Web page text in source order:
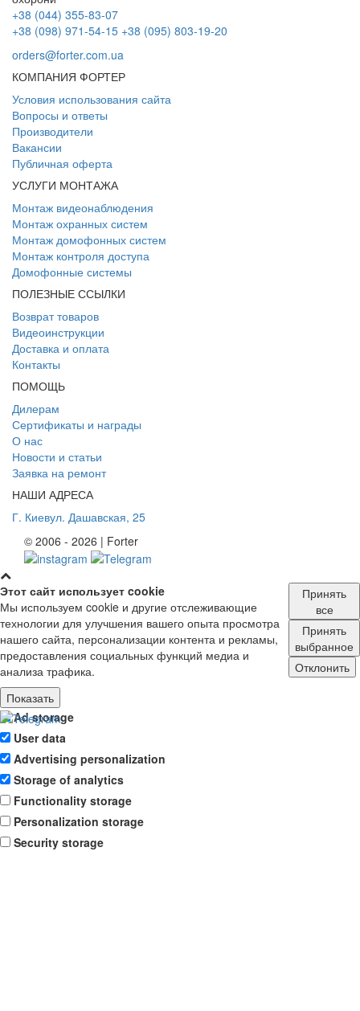
+38 (044) 355-83-07
+38 (098) 971-54-15 +38 (095) 803-19-20
orders@forter.com.ua
КОМПАНИЯ ФОРТЕР
Условия использования сайта
Вопросы и ответы
Производители
Вакансии
Публичная оферта
УСЛУГИ МОНТАЖА
Монтаж видеонаблюдения
Монтаж охранных систем
Монтаж домофонных систем
Монтаж контроля доступа
Домофонные системы
ПОЛЕЗНЫЕ ССЫЛКИ
Возврат товаров
Видеоинструкции
Доставка и оплата
Контакты
ПОМОЩЬ
Дилерам
Сертификаты и награды
О нас
Новости и статьи
Заявка на ремонт
НАШИ АДРЕСА
Г. Киевул. Дашавская, 25
© 2006 - 2026 | Forter
Этот сайт использует cookie
Мы используем cookie и другие отслеживающие
технологии для улучшения вашего опыта просмотра
нашего сайта, персонализации контента и рекламы,
предоставления социальных функций медиа и
анализа трафика.
Показать
Ad storage
User data
Advertising personalization
Storage of analytics
Functionality storage
Personalization storage
Security storage
Принять
все
Принять
выбранное
Отклонить